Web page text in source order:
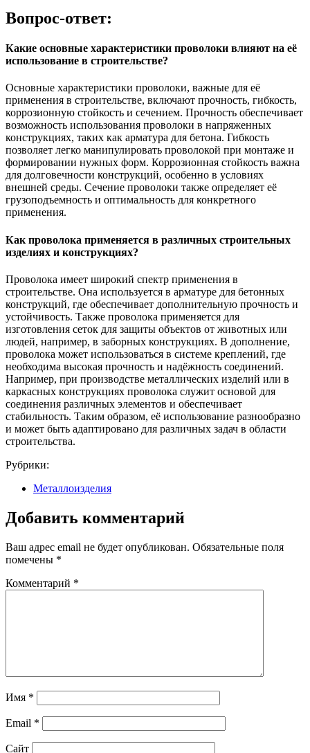
Вопрос-ответ:
Какие основные характеристики проволоки влияют на её
использование в строительстве?
Основные характеристики проволоки, важные для её
применения в строительстве, включают прочность, гибкость,
коррозионную стойкость и сечением. Прочность обеспечивает
возможность использования проволоки в напряженных
конструкциях, таких как арматура для бетона. Гибкость
позволяет легко манипулировать проволокой при монтаже и
формировании нужных форм. Коррозионная стойкость важна
для долговечности конструкций, особенно в условиях
внешней среды. Сечение проволоки также определяет её
грузоподъемность и оптимальность для конкретного
применения.
Как проволока применяется в различных строительных
изделиях и конструкциях?
Проволока имеет широкий спектр применения в
строительстве. Она используется в арматуре для бетонных
конструкций, где обеспечивает дополнительную прочность и
устойчивость. Также проволока применяется для
изготовления сеток для защиты объектов от животных или
людей, например, в заборных конструкциях. В дополнение,
проволока может использоваться в системе креплений, где
необходима высокая прочность и надёжность соединений.
Например, при производстве металлических изделий или в
каркасных конструкциях проволока служит основой для
соединения различных элементов и обеспечивает
стабильность. Таким образом, её использование разнообразно
и может быть адаптировано для различных задач в области
строительства.
Рубрики:
Металлоизделия
Добавить комментарий
Ваш адрес email не будет опубликован. Обязательные поля
помечены *
Комментарий *
Имя *
Email *
Сайт